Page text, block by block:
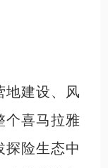
建设、风
个喜马拉雅
探险生态中